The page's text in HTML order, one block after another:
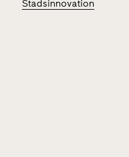
Stadsinnovation